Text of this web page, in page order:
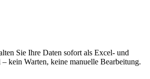
Sie Ihre Daten sofort als Excel- und
kein Warten, keine manuelle Bearbeitung.